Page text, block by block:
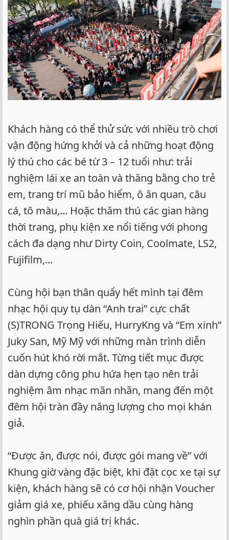
Khách hàng có thể thử sức với nhiều trò chơi
vận động hứng khởi và cả những hoạt động
lý thú cho các bé từ 3 – 12 tuổi như: trải
nghiệm lái xe an toàn và thăng bằng cho trẻ
em, trang trí mũ bảo hiểm, ô ăn quan, câu
cá, tô màu,... Hoặc thăm thú các gian hàng
thời trang, phụ kiện xe nổi tiếng với phong
cách đa dạng như Dirty Coin, Coolmate, LS2,
Fujifilm,...
Cùng hội bạn thân quẩy hết mình tại đêm
nhạc hội quy tụ dàn “Anh trai” cực chất
(S)TRONG Trọng Hiếu, HurryKng và “Em xinh”
Juky San, Mỹ Mỹ với những màn trình diễn
cuốn hút khó rời mắt. Từng tiết mục được
dàn dựng công phu hứa hẹn tạo nên trải
nghiệm âm nhạc mãn nhãn, mang đến một
đêm hội tràn đầy năng lượng cho mọi khán
giả.
“Được ăn, được nói, được gói mang về” với
Khung giờ vàng đặc biệt, khi đặt cọc xe tại sự
kiện, khách hàng sẽ có cơ hội nhận Voucher
giảm giá xe, phiếu xăng dầu cùng hàng
nghìn phần quà giá trị khác.